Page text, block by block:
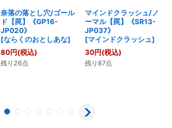
奈落の落とし穴/ゴール
ド【罠】《GP16-
JP020》
[ならくのおとしあな]
80円(税込)
残り26点
マインドクラッシュ/ノ
ーマル【罠】《SR13-
JP037》
[マインドクラッシュ]
30円(税込)
残り87点